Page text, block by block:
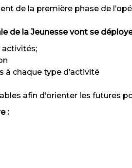
de la première phase de
de la Jeunesse vont se
activités;
à chaque type d’activité
afin d’orienter les futures
: